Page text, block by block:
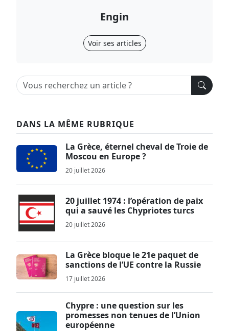
Engin
Voir ses articles
DANS LA MÊME RUBRIQUE
La Grèce, éternel cheval de Troie de
Moscou en Europe ?
20 juillet 2026
20 juillet 1974 : l’opération de paix
qui a sauvé les Chypriotes turcs
20 juillet 2026
La Grèce bloque le 21e paquet de
sanctions de l’UE contre la Russie
17 juillet 2026
Chypre : une question sur les
promesses non tenues de l’Union
européenne